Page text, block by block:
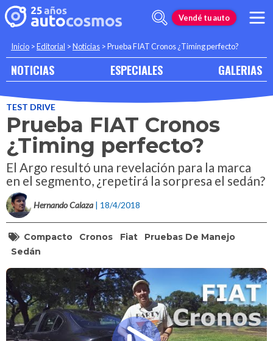
Vendé tu auto
Inicio >Editorial >Noticias >Prueba FIAT Cronos ¿Timing perfecto?
NOTICIAS ESPECIALES GALERIAS
TEST DRIVE
Prueba FIAT Cronos
¿Timing perfecto?
El Argo resultó una revelación para la marca
en el segmento, ¿repetirá la sorpresa el sedán?
Hernando Calaza | 18/4/2018
Compacto Cronos Fiat
Pruebas De Manejo
Sedán